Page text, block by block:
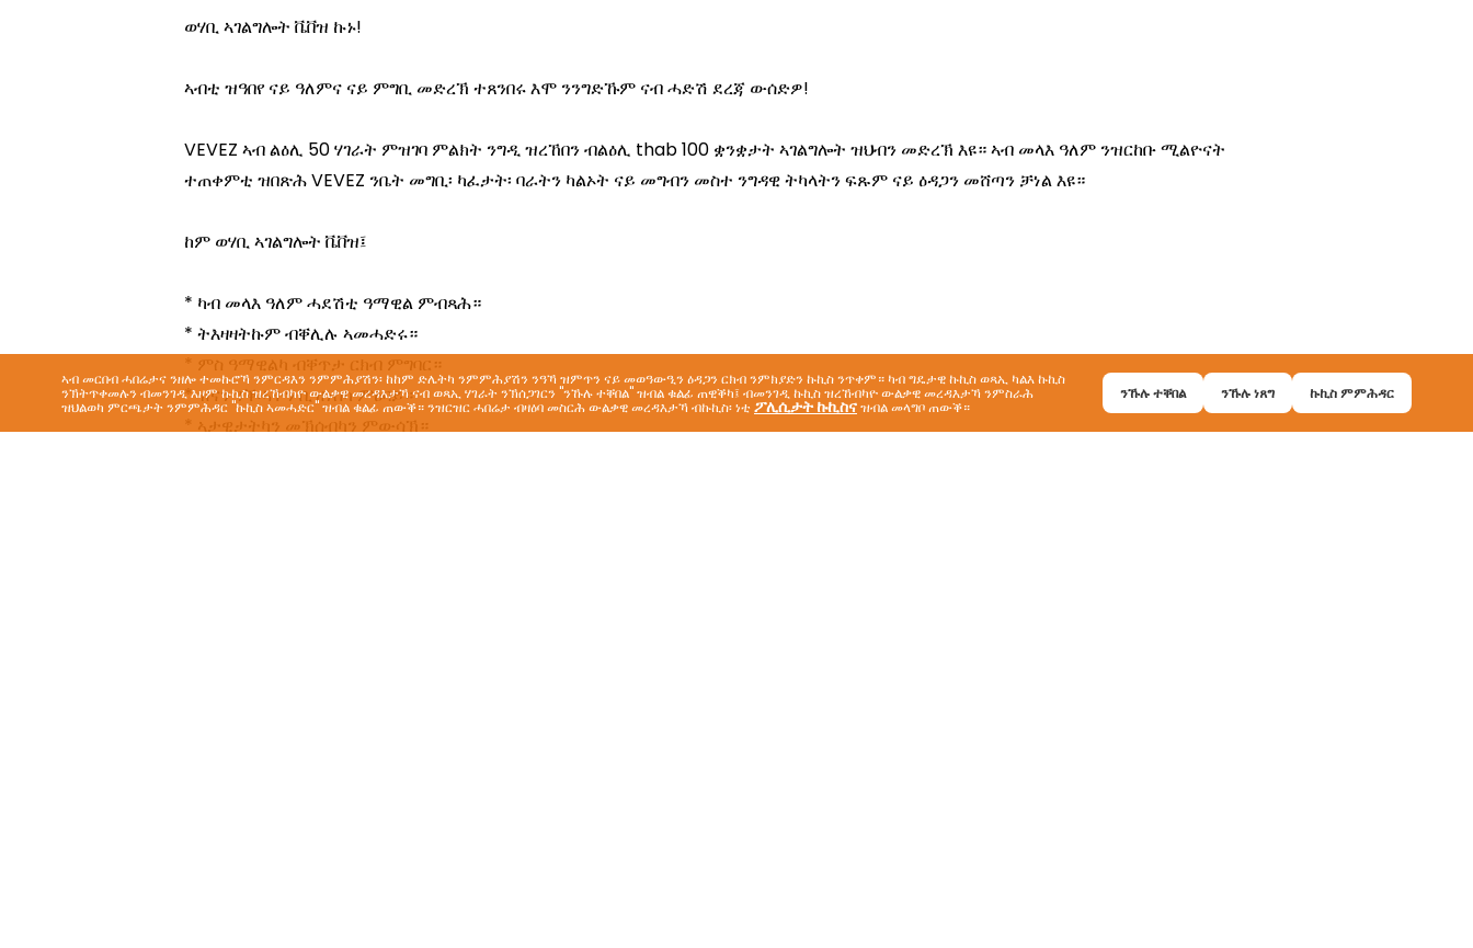
ኣብ መርበብ ሓበሬታና ንዘሎ ተመኩሮኻ ንምርዳእን ንምምሕያሽን፡ ከከም ድሌትካ ንምምሕያሽን ንዓኻ ዝምጥን ናይ መወዓውዒን ዕዳጋን ርክብ ንምክያድን ኩኪስ ንጥቀም። ካብ ግዴታዊ ኩኪስ ወጻኢ ካልእ ኩኪስ
ንኽትጥቀመሉን ብመንገዲ እዞም ኩኪስ ዝረኸብካዮ ውልቃዊ መረዳእታኻ ናብ ወጻኢ ሃገራት ንኽሰጋገርን "ንኹሉ ተቐበል" ዝብል ቁልፊ ጠዊቕካ፤ ብመንገዲ ኩኪስ ዝረኸብካዮ ውልቃዊ መረዳእታኻ ንምስራሕ
ዝህልወካ ምርጫታት ንምምሕዳር "ኩኪስ ኣመሓድር" ዝብል ቁልፊ ጠውቕ። ንዝርዝር ሓበሬታ ብዛዕባ መስርሕ ውልቃዊ መረዳእታኻ ብኩኪስ፡ ነቲፖሊሲታት ኩኪስናዝብል መላግቦ ጠውቕ።
ንኹሉ ተቐበል ንኹሉ ነጸግ ኩኪስ ምምሕዳር